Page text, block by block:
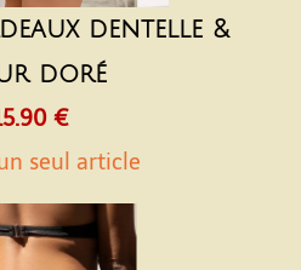
dentelle &
doré
€
seul article